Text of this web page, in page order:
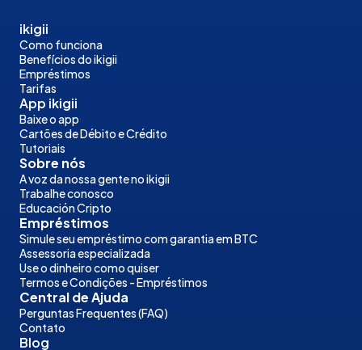
ikigii
Como funciona
Benefícios do ikigii
Empréstimos
Tarifas
App ikigii
Baixe o app
Cartões de Débito e Crédito
Tutoriais
Sobre nós
A voz da nossa gente no ikigii
Trabalhe conosco
Educación Cripto
Empréstimos
Simule seu empréstimo com garantia em BTC
Assessoria especializada
Use o dinheiro como quiser
Termos e Condições - Empréstimos
Central de Ajuda
Perguntas Frequentes (FAQ)
Contato
Blog